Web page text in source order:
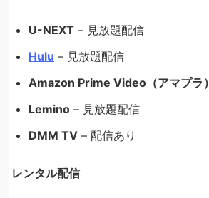
U-NEXT – 見放題配信
Hulu – 見放題配信
Amazon Prime Video（アマプラ）
Lemino – 見放題配信
DMM TV – 配信あり
レンタル配信